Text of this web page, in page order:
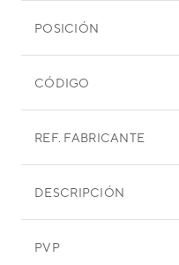
POSICIÓN
CÓDIGO
REF. FABRICANTE
DESCRIPCIÓN
PVP